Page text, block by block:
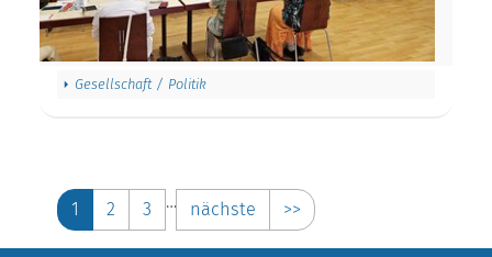
Gesellschaft / Politik
1 2 3 … nächste >>